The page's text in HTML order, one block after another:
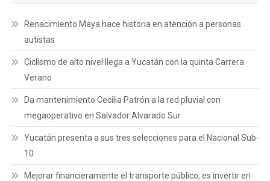
Renacimiento Maya hace historia en atención a personas
autistas
Ciclismo de alto nivel llega a Yucatán con la quinta Carrera
Verano
Da mantenimiento Cecilia Patrón a la red pluvial con
megaoperativo en Salvador Alvarado Sur
Yucatán presenta a sus tres selecciones para el Nacional Sub-
10
Mejorar financieramente el transporte público, es invertir en